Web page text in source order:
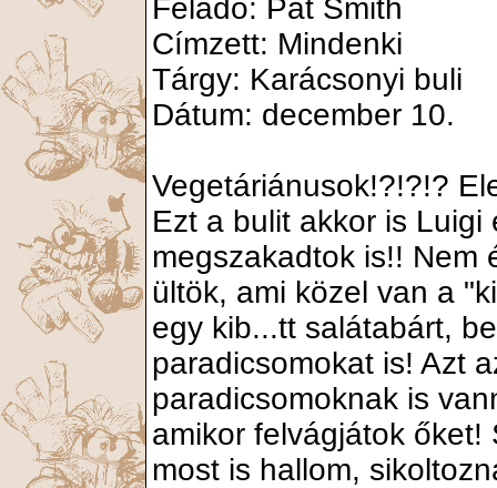
Feladó: Pat Smith
Címzett: Mindenki
Tárgy: Karácsonyi buli
Dátum: december 10.
Vegetáriánusok!?!?!?
Ezt a bulit akkor is
megszakadtok is!! Nem
ültök, ami közel van a
egy kib...tt salátabárt,
paradicsomokat is! Azt
paradicsomoknak is
amikor felvágjátok
most is hallom,